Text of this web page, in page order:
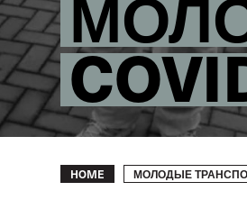
Breadcrumb
HOME МОЛОДЫЕ